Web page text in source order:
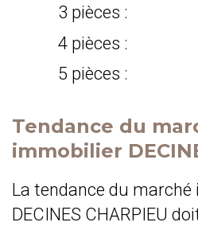
3 pièces :
4 pièces :
5 pièces :
Tendance du
immobilier
La tendance du
DECINES CHARPIEU